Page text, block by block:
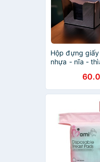
Hộp đựng
nhựa - nĩa -
Giấy | Kệ